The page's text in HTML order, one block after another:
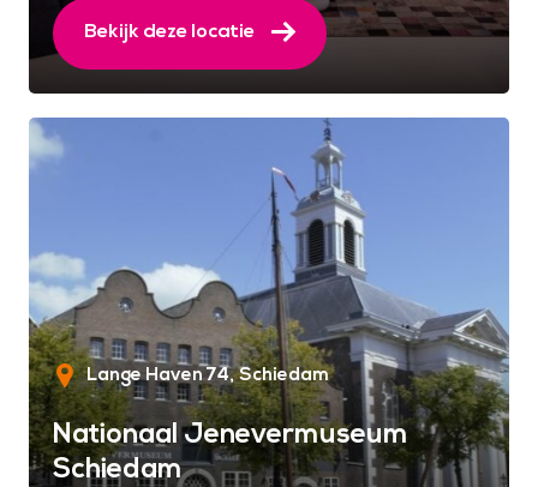
Bekijk deze locatie
Lange Haven 74 Schiedam
Nationaal Jenevermuseum
Schiedam